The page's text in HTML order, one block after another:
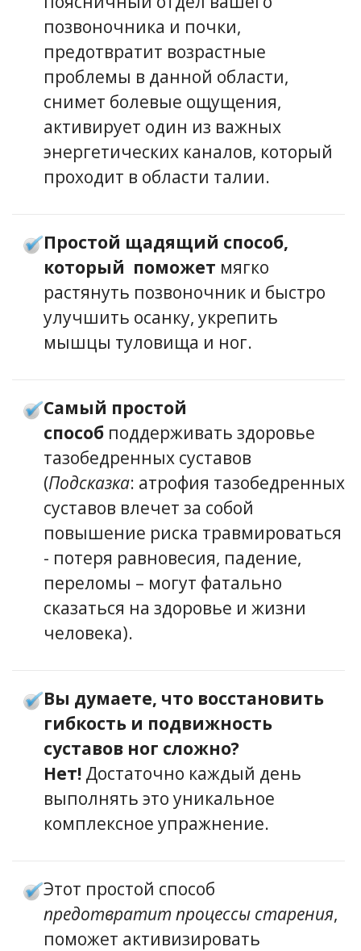
позвоночника и почки,
предотвратит возрастные
проблемы в данной области,
снимет болевые ощущения,
активирует один из важных
энергетических каналов, который
проходит в области талии.
Простой щадящий способ,
который поможет мягко
растянуть позвоночник и быстро
улучшить осанку, укрепить
мышцы туловища и ног.
Самый простой
способподдерживать здоровье
тазобедренных суставов
(Подсказка: атрофия тазобедренных
суставов влечет за собой
повышение риска травмироваться
- потеря равновесия, падение,
переломы – могут фатально
сказаться на здоровье и жизни
человека).
Вы думаете, что восстановить
гибкость и подвижность
суставов ног сложно?
Нет! Достаточно каждый день
выполнять это уникальное
комплексное упражнение.
Этот простой способ
предотвратит процессы старения,
поможет активизировать